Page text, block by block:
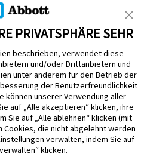
Datenschutzerklärung
Cookie-Präferenzen
vorbehalten. Libre, das
PRIVATSPHÄRE SEHR
beschrieben, verwendet diese
und/oder Drittanbietern und
unter anderem für den Betrieb der
der Benutzerfreundlichkeit
können unserer Verwendung aller
auf „Alle akzeptieren“ klicken, ihre
Sie auf „Alle ablehnen“ klicken (mit
Cookies, die nicht abgelehnt werden
verwalten, indem Sie auf
klicken.